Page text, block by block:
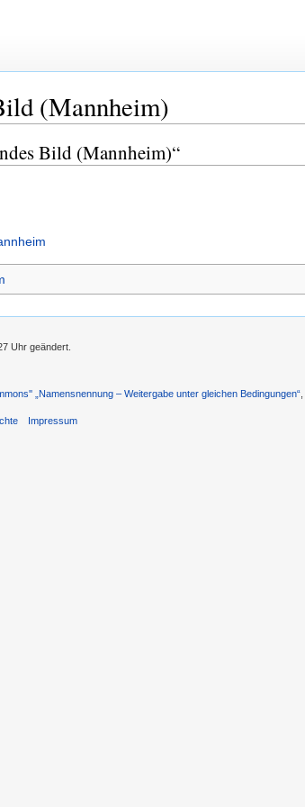
(Mannheim)
Bild (Mannheim)“
Uhr geändert.
„Namensnennung – Weitergabe unter gleichen Bedingungen“
Impressum